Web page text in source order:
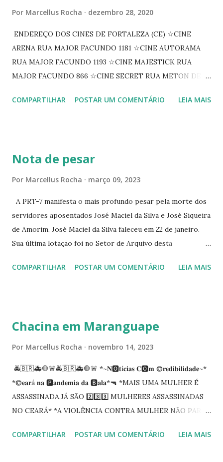
Por Marcellus Rocha dezembro 28, 2020
ENDEREÇO DOS CINES DE FORTALEZA (CE) ☆CINE
ARENA RUA MAJOR FACUNDO 1181 ☆CINE AUTORAMA
RUA MAJOR FACUNDO 1193 ☆CINE MAJESTICK RUA
MAJOR FACUNDO 866 ☆CINE SECRET RUA METON DE
PEIXOTO 1307 ☆CINE IRIS RUA FLORIANO PEIXOTO 1206
☆CINE VIP CLUBE RUA 24 DE MAIO 825 ☆CINE ECLIPSE
COMPARTILHAR POSTAR UM COMENTÁRIO LEIA MAIS
Nota de pesar
Por Marcellus Rocha março 09, 2023
A PRT-7 manifesta o mais profundo pesar pela morte dos
servidores aposentados José Maciel da Silva e José Siqueira
de Amorim. José Maciel da Silva faleceu em 22 de janeiro.
Sua última lotação foi no Setor de Arquivo desta
Siqueira Amorim faleceu em 28 de fevereiro e encerrou a
enquanto atuaram nesta instituição.
COMPARTILHAR POSTAR UM COMENTÁRIO LEIA MAIS
Chacina em Maranguape
Por Marcellus Rocha novembro 14, 2023
🚔🇧🇷🚑🛑🚨🚔🇧🇷🚑🛑🚨 *~𝐍🅾️𝐭í𝐜𝐢𝐚𝐬 𝐂🅾️𝐦 ©️𝐫𝐞𝐝𝐢𝐛𝐢𝐥𝐢𝐝𝐚𝐝𝐞~*
*©️𝐞𝐚𝐫á 𝐧𝐚 🅿️𝐚𝐧𝐝𝐞𝐦𝐢𝐚 𝐝𝐚 🅱️𝐚𝐥𝐚*🔫 *MAIS UMA MULHER É
ASSASSINADA,JÁ SÃO 2️⃣3️⃣3️⃣ MULHERES ASSASSINADAS
NO CEARÁ* *A VIOLÊNCIA CONTRA MULHER NÃO PARA
informações quarto pessoas foram executadas no Distrito
COMPARTILHAR POSTAR UM COMENTÁRIO LEIA MAIS